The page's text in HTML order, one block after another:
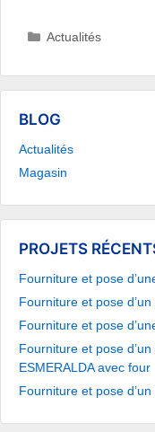
Catégories
Actualités
BLOG
Actualités
Magasin
PROJETS
Fourniture et pose
Fourniture et pose
Fourniture et pose
Fourniture et pose
ESMERALDA avec four
Fourniture et pose